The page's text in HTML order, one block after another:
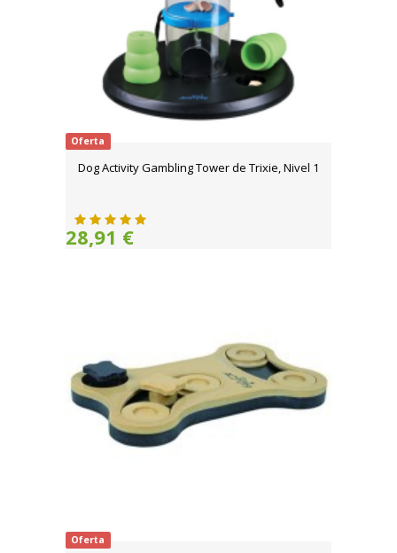
Oferta
Dog Activity Gambling Tower de Trixie, Nivel 1
28,91 €
Oferta